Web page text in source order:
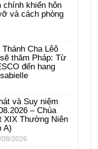
chính khiến hôn
và cách phòng
Cha Lêô
thăm Pháp: Từ
đến hang
và Suy niệm
– Chúa
XIX Thường Niên
A)
08/2026